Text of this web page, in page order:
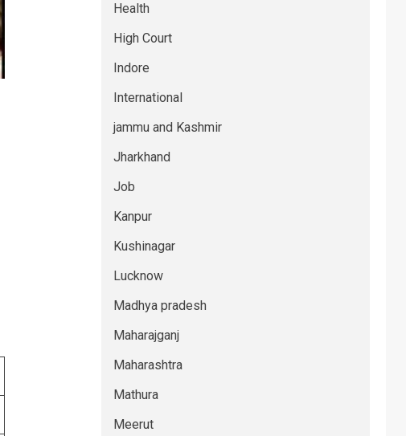
Health
High Court
Indore
International
jammu and Kashmir
Jharkhand
Job
Kanpur
Kushinagar
Lucknow
Madhya pradesh
Maharajganj
Maharashtra
Mathura
Meerut